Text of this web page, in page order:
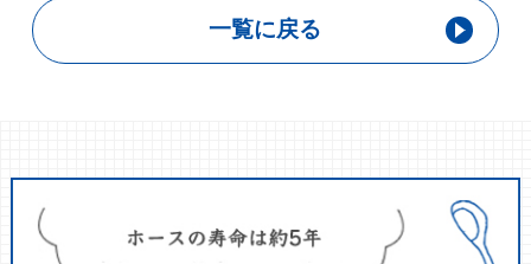
一覧に戻る